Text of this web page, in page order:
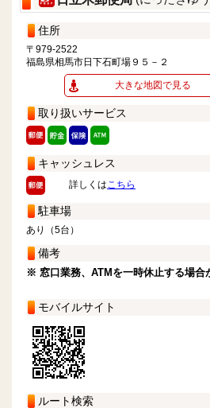
住所
〒979-2522
福島県相馬市日下石町場９５－２
大きな地図で見る
取り扱いサービス
キャッシュレス
詳しくはこちら
駐車場
あり（5台）
備考
※ 窓口業務、ATMを一時休止する場合
モバイルサイト
ルート検索